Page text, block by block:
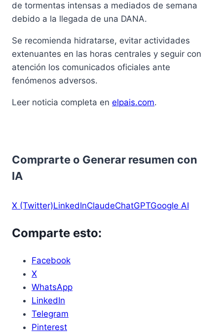
de tormentas intensas a mediados de semana
debido a la llegada de una DANA.
Se recomienda hidratarse, evitar actividades
extenuantes en las horas centrales y seguir con
atención los comunicados oficiales ante
fenómenos adversos.
Leer noticia completa en elpais.com.
Comprarte o Generar resumen con
IA
X (Twitter)LinkedInClaudeChatGPTGoogle AI
Comparte esto:
Facebook
X
WhatsApp
LinkedIn
Telegram
Pinterest